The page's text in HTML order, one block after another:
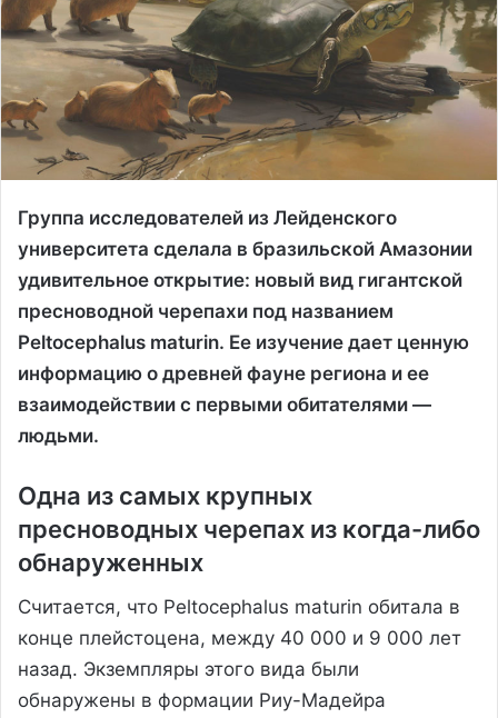
Группа исследователей из Лейденского
университета сделала в бразильской Амазонии
удивительное открытие: новый вид гигантской
пресноводной черепахи под названием
Peltocephalus maturin. Ее изучение дает ценную
информацию о древней фауне региона и ее
взаимодействии с первыми обитателями —
людьми.
Одна из самых крупных
пресноводных черепах из когда-либо
обнаруженных
Считается, что Peltocephalus maturin обитала в
конце плейстоцена, между 40 000 и 9 000 лет
назад. Экземпляры этого вида были
обнаружены в формации Риу-Мадейра